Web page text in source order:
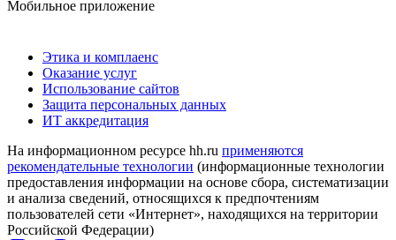
Мобильное приложение
Этика и комплаенс
Оказание услуг
Использование сайтов
Защита персональных данных
ИТ аккредитация
На информационном ресурсе hh.ru применяются
рекомендательные технологии (информационные технологии
предоставления информации на основе сбора, систематизации
и анализа сведений, относящихся к предпочтениям
пользователей сети «Интернет», находящихся на территории
Российской Федерации)